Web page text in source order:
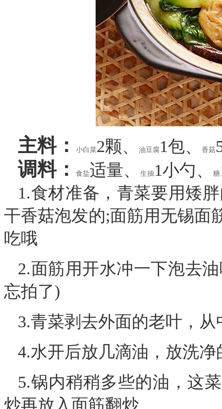
主料： 小白菜2颗、 油豆腐 1包、 香菇
调料： 食盐适量、 生抽 1小勺、 糖
1.食材准备，青菜要用矮
干香菇泡发的;面筋用无锡面
吃哦
2.面筋用开水冲一下泡去
忘拍了)
3.青菜剥去外面的老叶，
4.水开后放几滴油，放洗
5.锅内稍稍多些的油，这
炒再放入面筋翻炒